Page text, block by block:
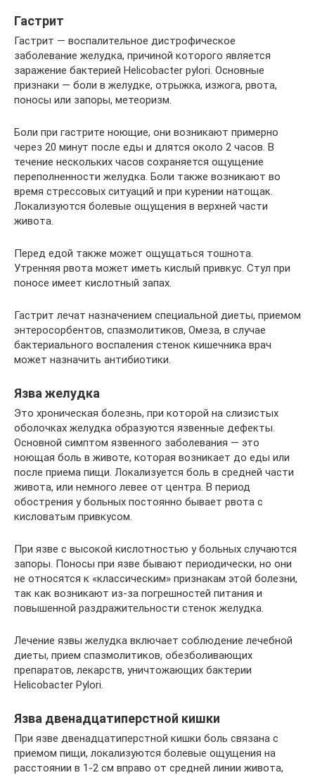
Гастрит
Гастрит — воспалительное дистрофическое
заболевание желудка, причиной которого является
заражение бактерией Helicobacter pylori. Основные
признаки — боли в желудке, отрыжка, изжога, рвота,
поносы или запоры, метеоризм.
Боли при гастрите ноющие, они возникают примерно
через 20 минут после еды и длятся около 2 часов. В
течение нескольких часов сохраняется ощущение
переполненности желудка. Боли также возникают во
время стрессовых ситуаций и при курении натощак.
Локализуются болевые ощущения в верхней части
живота.
Перед едой также может ощущаться тошнота.
Утренняя рвота может иметь кислый привкус. Стул при
поносе имеет кислотный запах.
Гастрит лечат назначением специальной диеты, приемом
энтеросорбентов, спазмолитиков, Омеза, в случае
бактериального воспаления стенок кишечника врач
может назначить антибиотики.
Язва желудка
Это хроническая болезнь, при которой на слизистых
оболочках желудка образуются язвенные дефекты.
Основной симптом язвенного заболевания — это
ноющая боль в животе, которая возникает до еды или
после приема пищи. Локализуется боль в средней части
живота, или немного левее от центра. В период
обострения у больных постоянно бывает рвота с
кисловатым привкусом.
При язве с высокой кислотностью у больных случаются
запоры. Поносы при язве бывают периодически, но они
не относятся к «классическим» признакам этой болезни,
так как возникают из-за погрешностей питания и
повышенной раздражительности стенок желудка.
Лечение язвы желудка включает соблюдение лечебной
диеты, прием спазмолитиков, обезболивающих
препаратов, лекарств, уничтожающих бактерии
Нelicobacter Pylori.
Язва двенадцатиперстной кишки
При язве двенадцатиперстной кишки боль связана с
приемом пищи, локализуются болевые ощущения на
расстоянии в 1-2 см вправо от средней линии живота,